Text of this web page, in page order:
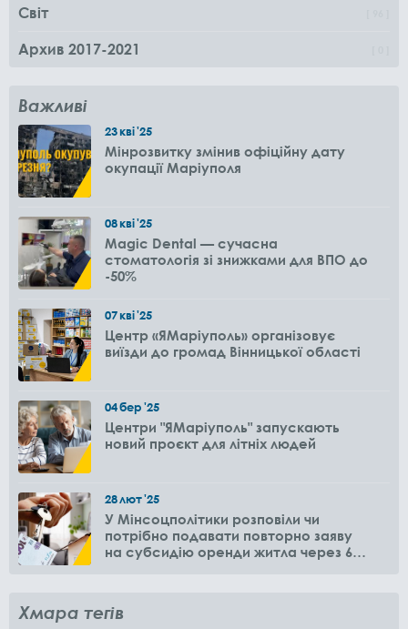
Світ
Архив 2017-2021
Важливі
23кві'25
Мінрозвитку змінив офіційну дату
окупації Маріуполя
08кві'25
Magic Dental — сучасна
стоматологія зі знижками для ВПО до
-50%
07кві'25
Центр «ЯМаріуполь» організовує
виїзди до громад Вінницької області
04бер'25
Центри "ЯМаріуполь" запускають
новий проєкт для літніх людей
28лют'25
У Мінсоцполітики розповіли чи
потрібно подавати повторно заяву
на субсидію оренди житла через 6
Хмара тегів